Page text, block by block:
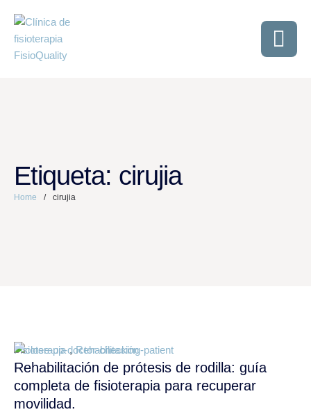
Etiqueta: cirujia
Home / cirujia
Fisioterapia , Rehabilitación
Rehabilitación de prótesis de rodilla: guía
completa de fisioterapia para recuperar
movilidad.